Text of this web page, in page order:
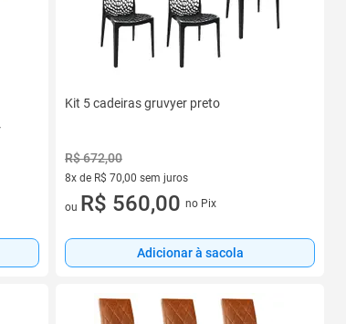
Kit 5 cadeiras gruvyer preto
R$ 672,00
8x de R$ 70,00 sem juros
8 vez de R$ 70,00 sem juros
ou R$ 560,00 no Pix
Adicionar à sacola